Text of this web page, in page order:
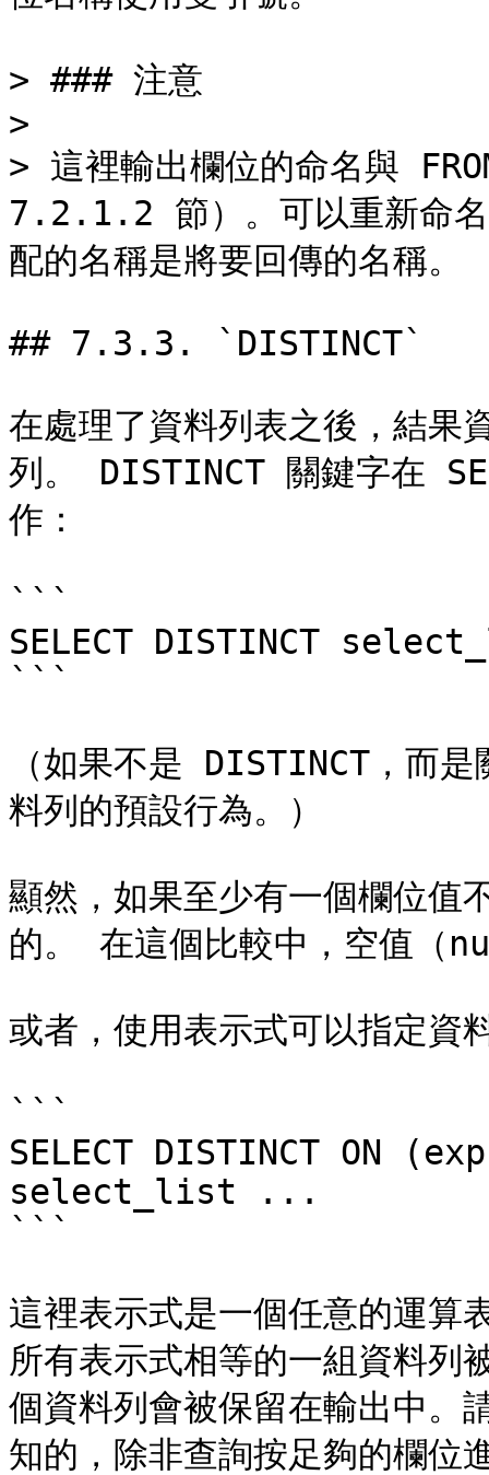
> ### 注意
>
> 這裡輸出欄位的命名與
7.2.1.2 節）。可以重新命名
配的名稱是將要回傳的名稱。
## 7.3.3. `DISTINCT`
在處理了資料列表之後，結果
列。 DISTINCT 關鍵字在
作：
```
SELECT DISTINCT
```
（如果不是 DISTINCT，而
料列的預設行為。）
顯然，如果至少有一個欄位值
的。 在這個比較中，空值（
或者，使用表示式可以指定資
```
SELECT DISTINCT
select_list ...
```
這裡表示式是一個任意的運算
所有表示式相等的一組資料列
個資料列會被保留在輸出中。
知的，除非查詢按足夠的欄